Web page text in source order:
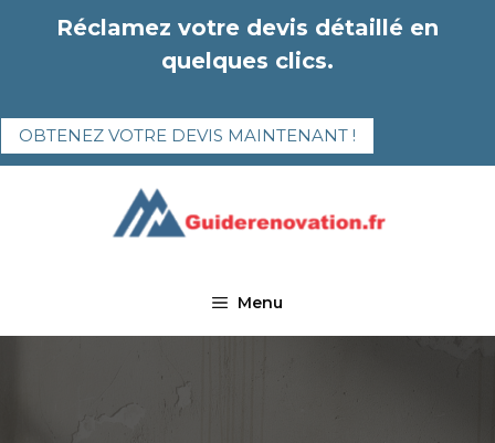
Réclamez votre devis détaillé en
quelques clics.
OBTENEZ VOTRE DEVIS MAINTENANT !
Menu